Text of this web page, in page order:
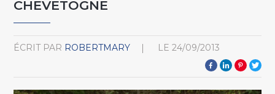
CHEVETOGNE
ÉCRIT PAR ROBERTMARY LE 24/09/2013